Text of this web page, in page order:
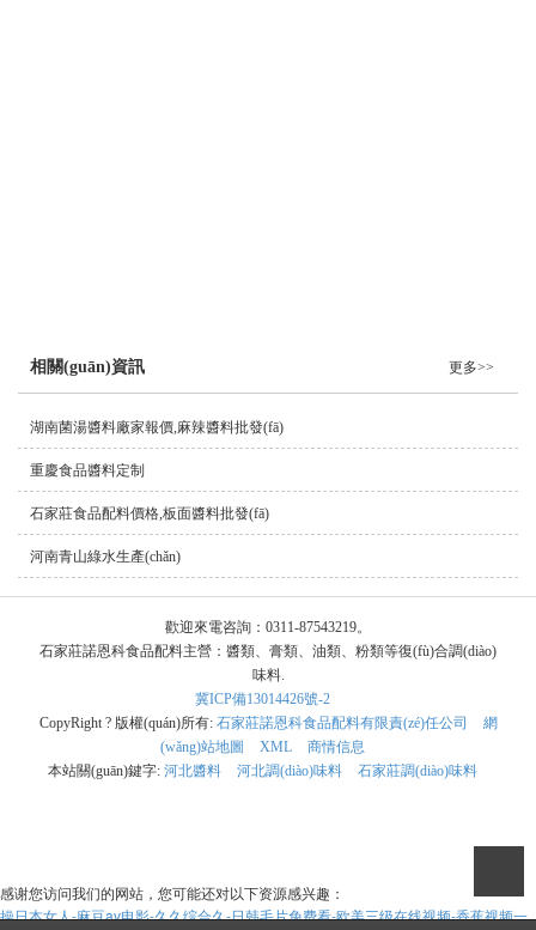
相關(guān)資訊 更多>>
湖南菌湯醬料廠家報價,麻辣醬料批發(fā)
重慶食品醬料定制
石家莊食品配料價格,板面醬料批發(fā)
河南青山綠水生產(chǎn)
歡迎來電咨詢：0311-87543219。
石家莊諾恩科食品配料主營：醬類、膏類、油類、粉類等復(fù)合調(diào)
味料.
冀ICP備13014426號-2
CopyRight ? 版權(quán)所有: 石家莊諾恩科食品配料有限責(zé)任公司
網
(wǎng)站地圖
XML
商情信息
本站關(guān)鍵字: 河北醬料 河北調(diào)味料 石家莊調(diào)味料
感谢您访问我们的网站，您可能还对以下资源感兴趣：
操日本女人-麻豆av电影-久久综合久-日韩毛片免费看-欧美三级在线视频-香蕉视频一